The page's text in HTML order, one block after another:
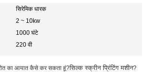
सिरेमिक धारक
2 ~ 10kw
1000 घंटे
220 वी
का आयात कैसे कर सकता हूं?सिल्क स्क्रीन प्रिंटिंग मशीन?